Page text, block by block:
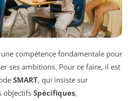
compétence fondamentale pour
ses ambitions. Pour ce faire, il est
SMART, qui insiste sur
objectifs Spécifiques,